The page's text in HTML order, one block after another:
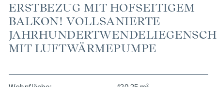
ERSTBEZUG MIT HOFSEITIGEM
BALKON! VOLLSANIERTE
MIT LUFTWÄRMEPUMPE